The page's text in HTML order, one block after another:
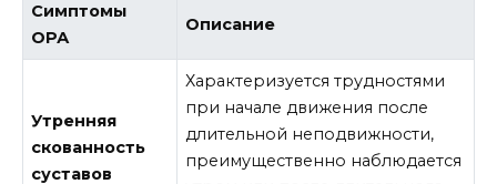
Симптомы
ОРА
Описание
Утренняя
скованность
суставов
Характеризуется трудностями
при начале движения после
длительной неподвижности,
преимущественно наблюдается